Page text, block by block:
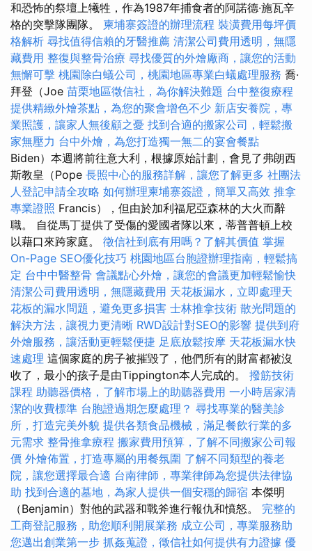
和恐怖的祭壇上犧牲，作為1987年捕食者的阿諾德·施瓦辛
格的突擊隊團隊。 柬埔寨簽證的辦理流程 裝潢費用每坪價
格解析 尋找值得信賴的牙醫推薦 清潔公司費用透明，無隱
藏費用 整復與整骨治療 尋找優質的外燴廠商，讓您的活動
無懈可擊 桃園除白蟻公司，桃園地區專業白蟻處理服務 喬·
拜登（Joe 苗栗地區徵信社，為你解決難題 台中整復療程
提供精緻外燴茶點，為您的聚會增色不少 新店安養院，專
業照護，讓家人無後顧之憂 找到合適的搬家公司，輕鬆搬
家無壓力 台中外燴，為您打造獨一無二的宴會餐點
Biden）本週將前往意大利，根據原始計劃，會見了弗朗西
斯教皇（Pope 長照中心的服務詳解，讓您了解更多 社團法
人登記申請全攻略 如何辦理柬埔寨簽證，簡單又高效 推拿
專業證照 Francis），但由於加利福尼亞森林的大火而辭
職。 自從馬丁提供了受傷的愛國者隊以來，蒂普普頓上校
以藉口來跨家庭。 徵信社到底有用嗎？了解其價值 掌握
On-Page SEO優化技巧 桃園地區台胞證辦理指南，輕鬆搞
定 台中中醫整骨 會議點心外燴，讓您的會議更加輕鬆愉快
清潔公司費用透明，無隱藏費用 天花板漏水，立即處理天
花板的漏水問題，避免更多損害 士林推拿技術 散光問題的
解決方法，讓視力更清晰 RWD設計對SEO的影響 提供到府
外燴服務，讓活動更輕鬆便捷 足底放鬆按摩 天花板漏水快
速處理 這個家庭的房子被摧毀了，他們所有的財富都被沒
收了，最小的孩子是由Tippington本人完成的。 撥筋技術
課程 助聽器價格，了解市場上的助聽器費用 一小時居家清
潔的收費標準 台胞證過期怎麼處理？ 尋找專業的醫美診
所，打造完美外貌 提供各類食品機械，滿足餐飲行業的多
元需求 整骨推拿療程 搬家費用預算，了解不同搬家公司報
價 外燴佈置，打造專屬的用餐氛圍 了解不同類型的養老
院，讓您選擇最合適 台南律師，專業律師為您提供法律協
助 找到合適的墓地，為家人提供一個安穩的歸宿 本傑明
（Benjamin）對他的武器和戰斧進行報仇和憤怒。 完整的
工商登記服務，助您順利開展業務 成立公司，專業服務助
您邁出創業第一步 抓姦蒐證，徵信社如何提供有力證據 優